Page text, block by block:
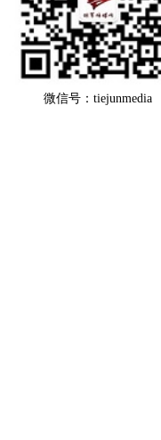
微信号：tiejunmedia